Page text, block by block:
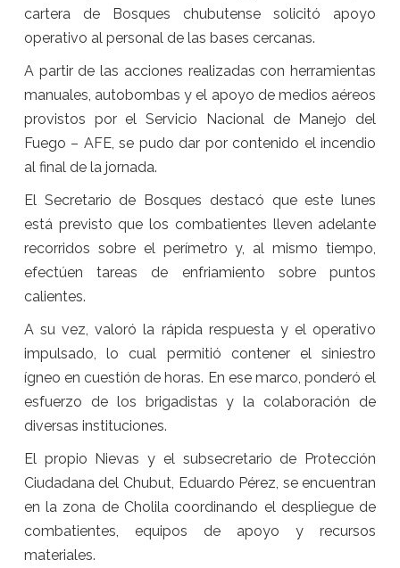
cartera de Bosques chubutense solicitó apoyo
operativo al personal de las bases cercanas.
A partir de las acciones realizadas con herramientas
manuales, autobombas y el apoyo de medios aéreos
provistos por el Servicio Nacional de Manejo del
Fuego – AFE, se pudo dar por contenido el incendio
al final de la jornada.
El Secretario de Bosques destacó que este lunes
está previsto que los combatientes lleven adelante
recorridos sobre el perímetro y, al mismo tiempo,
efectúen tareas de enfriamiento sobre puntos
calientes.
A su vez, valoró la rápida respuesta y el operativo
impulsado, lo cual permitió contener el siniestro
ígneo en cuestión de horas. En ese marco, ponderó el
esfuerzo de los brigadistas y la colaboración de
diversas instituciones.
El propio Nievas y el subsecretario de Protección
Ciudadana del Chubut, Eduardo Pérez, se encuentran
en la zona de Cholila coordinando el despliegue de
combatientes, equipos de apoyo y recursos
materiales.